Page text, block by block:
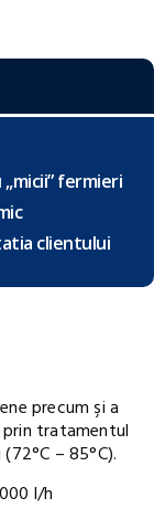
fermieri
clientului
precum şi a
tratamentul
– 85°C).
l/h